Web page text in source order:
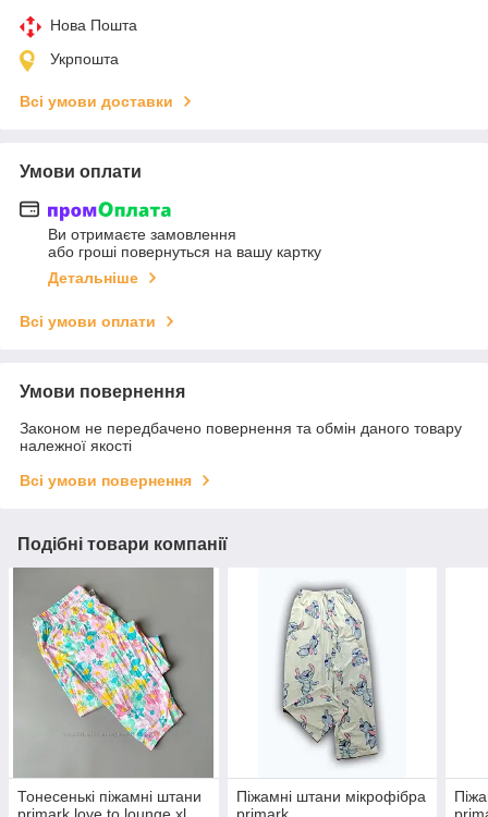
Нова Пошта
Укрпошта
Всі умови доставки
Умови оплати
Ви отримаєте замовлення
або гроші повернуться на вашу картку
Детальніше
Всі умови оплати
Умови повернення
Законом не передбачено повернення та обмін даного товару
належної якості
Всі умови повернення
Подібні товари компанії
Тонесенькі піжамні штани
Піжамні штани мікрофібра